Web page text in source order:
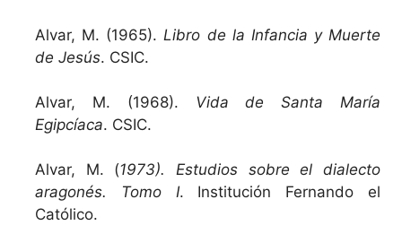
Alvar, M. (1965). Libro de la Infancia y Muerte
de Jesús. CSIC.
Alvar, M. (1968). Vida de Santa María
Egipcíaca. CSIC.
Alvar, M. (1973). Estudios sobre el dialecto
aragonés. Tomo I. Institución Fernando el
Católico.